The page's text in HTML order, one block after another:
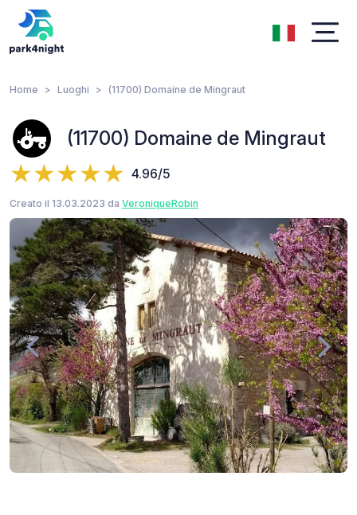
Home Luoghi (11700) Domaine de Mingraut
(11700) Domaine de Mingraut
4.96/5
Creato il 13.03.2023 da VeroniqueRobin